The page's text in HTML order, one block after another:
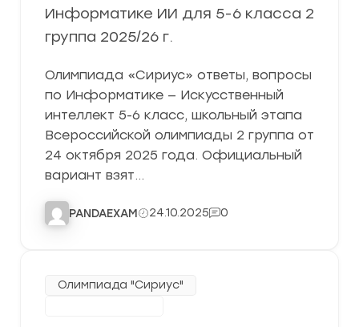
Информатике ИИ для 5-6 класса 2
группа 2025/26 г.
Олимпиада «Сириус» ответы, вопросы
по Информатике — Искусственный
интеллект 5-6 класс, школьный этапа
Всероссийской олимпиады 2 группа от
24 октября 2025 года. Официальный
вариант взят…
PANDAEXAM 24.10.2025 0
Олимпиада "Сириус"